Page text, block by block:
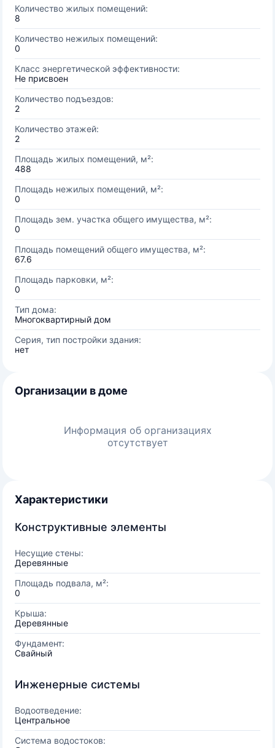
Количество жилых помещений:
8
Количество нежилых помещений:
0
Класс энергетической эффективности:
Не присвоен
Количество подъездов:
2
Количество этажей:
2
Площадь жилых помещений, м²:
488
Площадь нежилых помещений, м²:
0
Площадь зем. участка общего имущества, м²:
0
Площадь помещений общего имущества, м²:
67.6
Площадь парковки, м²:
0
Тип дома:
Многоквартирный дом
Серия, тип постройки здания:
нет
Организации в доме
Информация об организациях
отсутствует
Характеристики
Конструктивные элементы
Несущие стены:
Деревянные
Площадь подвала, м²:
0
Крыша:
Деревянные
Фундамент:
Свайный
Инженерные системы
Водоотведение:
Центральное
Система водостоков: